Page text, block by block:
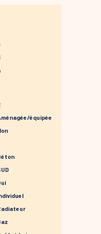
équipée